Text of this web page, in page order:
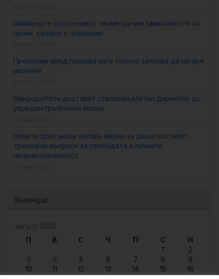
Маймуните разпознават геометрични зависимости по
начин, сходен с човешкия
Преносим уред показва кога тялото започва да изгаря
мазнини
Микророботи доставят стволови клетки директно до
увреден гръбначен мозък
Новите британски онлайн мерки за деца поставят
тревожни въпроси за свободата и личната
неприкосновеност
Календар
август 2026
П
В С Ч П С
Н
1
2
3
4 5 6 7 8
9
10
11 12 13 14 15
16